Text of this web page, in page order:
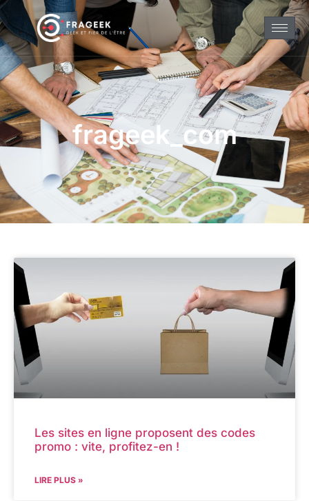
frageek_com
Les sites en ligne proposent des codes
promo : vite, profitez-en !
LIRE PLUS »